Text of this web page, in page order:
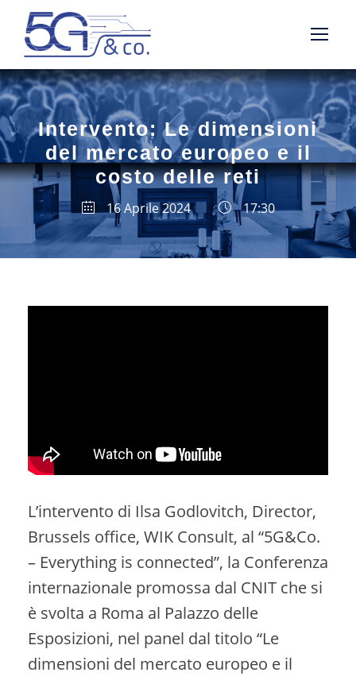
Intervento: Le dimensioni
del mercato europeo e il
costo delle reti
16 Aprile 2024 17:30
L’intervento di Ilsa Godlovitch, Director,
Brussels office, WIK Consult, al “5G&Co.
– Everything is connected”, la Conferenza
internazionale promossa dal CNIT che si
è svolta a Roma al Palazzo delle
Esposizioni, nel panel dal titolo “Le
dimensioni del mercato europeo e il